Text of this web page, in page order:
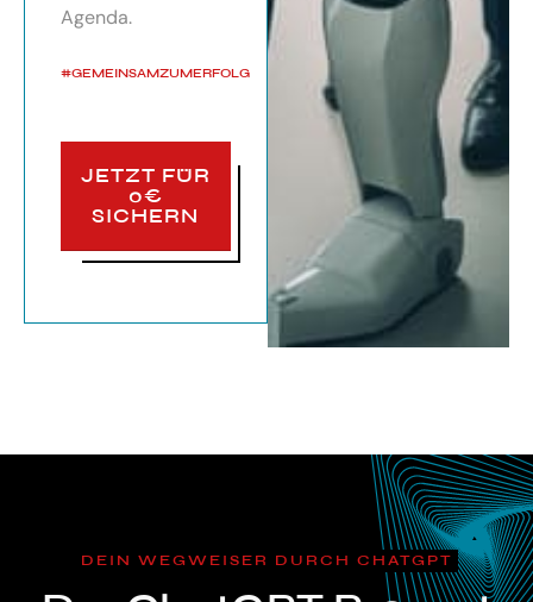
Agenda.
#GEMEINSAMZUMERFOLG
JETZT FÜR
0€
SICHERN
DEIN WEGWEISER DURCH CHATGPT